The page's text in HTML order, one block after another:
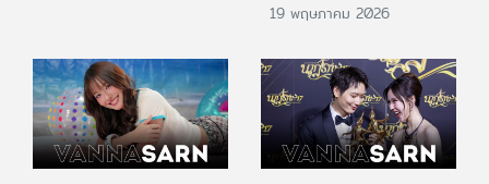
19 พฤษภาคม 2026